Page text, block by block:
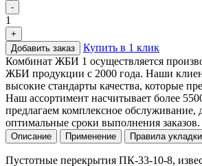
-
1
+
Добавить заказ
Купить в 1 клик
Комбинат ЖБИ 1 осуществляется
ЖБИ продукции с 2000 года. Наши
высокие стандарты качества, которые
Наш ассортимент насчитывает более
предлагаем комплексное обслуживание,
оптимальные сроки выполнения заказов.
Описание Применение Правила укладки
Пустотные перекрытия ПК-33-10-8,